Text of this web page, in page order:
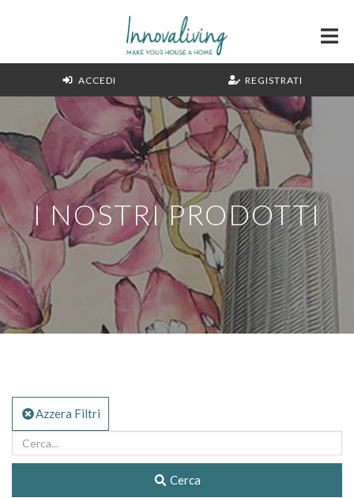
ACCEDI REGISTRATI
I NOSTRI PRODOTTI
Azzera Filtri
Cerca